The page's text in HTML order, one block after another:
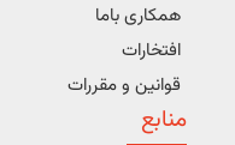
همکاری باما
افتخارات
قوانین و مقررات
منابع